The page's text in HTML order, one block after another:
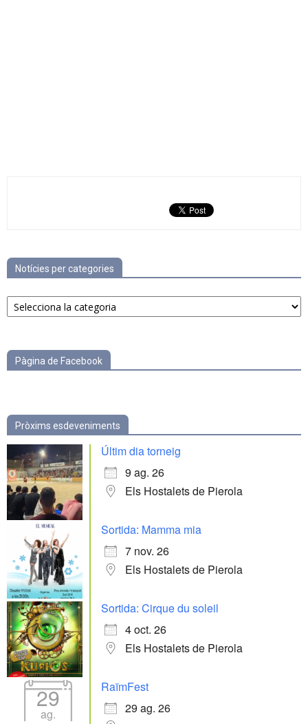
Notícies per categories
Notícies
per
Pàgina de Facebook
Pròxims esdeveniments
Últim dia torneig
9 ag. 26
Els Hostalets de Pierola
Sortida: Mamma mia
7 nov. 26
Els Hostalets de Pierola
Sortida: Cirque du soleil
4 oct. 26
Els Hostalets de Pierola
29
ag.
RaïmFest
29 ag. 26